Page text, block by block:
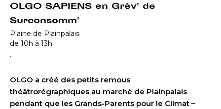
OLGO SAPIENS en Grèv’ de
Surconsomm’
Plaine de Plainpalais
de 10h à 13h
.
OLGO a créé des petits remous
théâtrorégraphiques au marché de Plainpalais
pendant que les Grands-Parents pour le Climat –